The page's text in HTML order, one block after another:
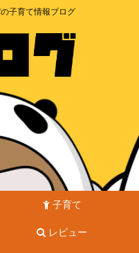
子育て情報ブログ
子育て
レビュー